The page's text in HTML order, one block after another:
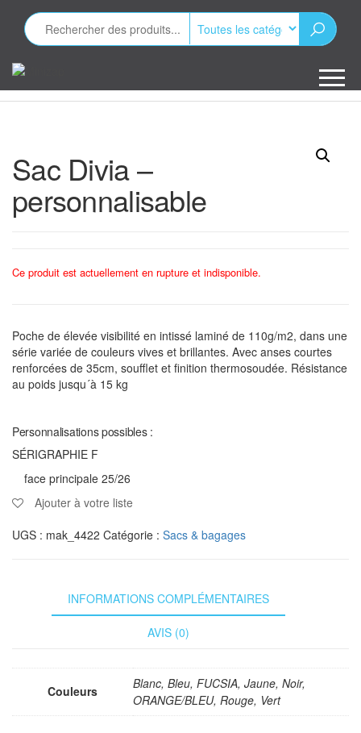
contenu
publicitaires
Sac Divia –
personnalisable
Ce produit est actuellement en rupture et indisponible.
Poche de élevée visibilité en intissé laminé de 110g/m2, dans une
série variée de couleurs vives et brillantes. Avec anses courtes
renforcées de 35cm, soufflet et finition thermosoudée. Résistance
au poids jusqu´à 15 kg
Personnalisations possibles :
SÉRIGRAPHIE F
face principale 25/26
Ajouter à votre liste
UGS : mak_4422 Catégorie : Sacs & bagages
INFORMATIONS COMPLÉMENTAIRES
AVIS (0)
Couleurs
Blanc, Bleu, FUCSIA, Jaune, Noir,
ORANGE/BLEU, Rouge, Vert